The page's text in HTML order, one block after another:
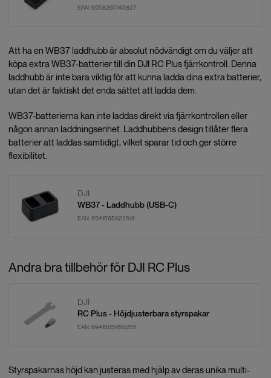
EAN: 6958265145827
Att ha en WB37 laddhubb är absolut nödvändigt om du väljer att
köpa extra WB37-batterier till din DJI RC Plus fjärrkontroll. Denna
laddhubb är inte bara viktig för att kunna ladda dina extra batterier,
utan det är faktiskt det enda sättet att ladda dem.
WB37-batterierna kan inte laddas direkt via fjärrkontrollen eller
någon annan laddningsenhet. Laddhubbens design tillåter flera
batterier att laddas samtidigt, vilket sparar tid och ger större
flexibilitet.
DJI
WB37 - Laddhubb (USB-C)
EAN: 6941565922618
Andra bra tillbehör för DJI RC Plus
DJI
RC Plus - Höjdjusterbara styrspakar
EAN: 6941565956255
Styrspakarnas höjd kan justeras med hjälp av deras unika multi-